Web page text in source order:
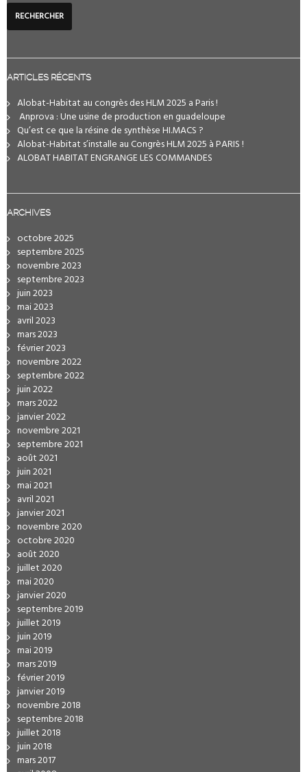
ARTICLES RÉCENTS
Alobat-Habitat au congrès des HLM 2025 a Paris !
️ Anprova : Une usine de production en guadeloupe
Qu’est ce que la résine de synthèse HI.MACS ?
Alobat-Habitat s’installe au Congrès HLM 2025 à PARIS !
ALOBAT HABITAT ENGRANGE LES COMMANDES
ARCHIVES
octobre 2025
septembre 2025
novembre 2023
septembre 2023
juin 2023
mai 2023
avril 2023
mars 2023
février 2023
novembre 2022
septembre 2022
juin 2022
mars 2022
janvier 2022
novembre 2021
septembre 2021
août 2021
juin 2021
mai 2021
avril 2021
janvier 2021
novembre 2020
octobre 2020
août 2020
juillet 2020
mai 2020
janvier 2020
septembre 2019
juillet 2019
juin 2019
mai 2019
mars 2019
février 2019
janvier 2019
novembre 2018
septembre 2018
juillet 2018
juin 2018
mars 2017